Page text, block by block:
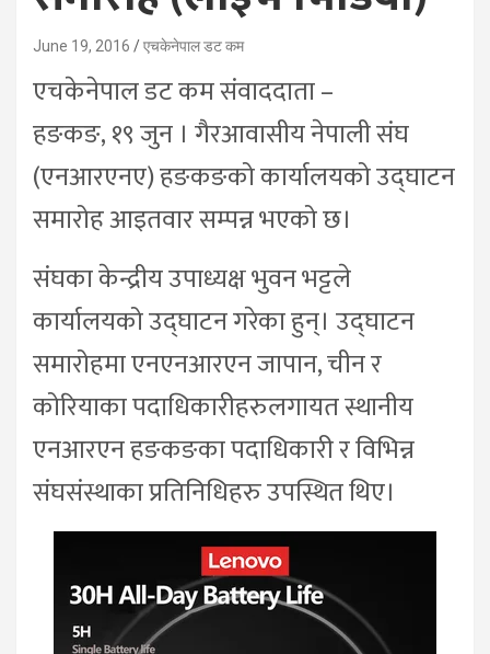
June 19, 2016 एचकेनेपाल डट कम
एचकेनेपाल डट कम संवाददाता –
हङकङ, १९ जुन । गैरआवासीय नेपाली संघ
(एनआरएनए) हङकङको कार्यालयको उद्घाटन
समारोह आइतवार सम्पन्न भएको छ।
संघका केन्द्रीय उपाध्यक्ष भुवन भट्टले
कार्यालयको उद्घाटन गरेका हुन्। उद्घाटन
समारोहमा एनएनआरएन जापान, चीन र
कोरियाका पदाधिकारीहरुलगायत स्थानीय
एनआरएन हङकङका पदाधिकारी र विभिन्न
संघसंस्थाका प्रतिनिधिहरु उपस्थित थिए।